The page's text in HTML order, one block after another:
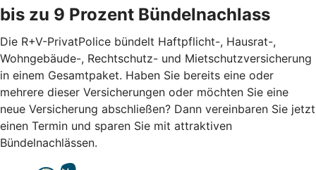
bis zu 9 Prozent Bündelnachlass
Die R+V-PrivatPolice bündelt Haftpflicht-, Hausrat-,
Wohngebäude-, Rechtschutz- und Mietschutzversicherung
in einem Gesamtpaket. Haben Sie bereits eine oder
mehrere dieser Versicherungen oder möchten Sie eine
neue Versicherung abschließen? Dann vereinbaren Sie jetzt
einen Termin und sparen Sie mit attraktiven
Bündelnachlässen.